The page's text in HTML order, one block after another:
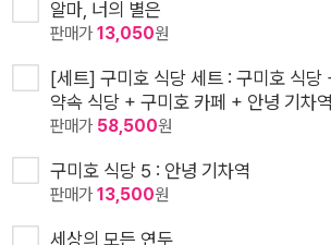
알마, 너의 별은
판매가13,050원
[세트] 구미호 식당 세트 : 구미호 식당
약속 식당 + 구미호 카페 + 안녕 기차
판매가 58,500원
구미호 식당 5 : 안녕 기차역
판매가13,500원
세상의 모든 연두